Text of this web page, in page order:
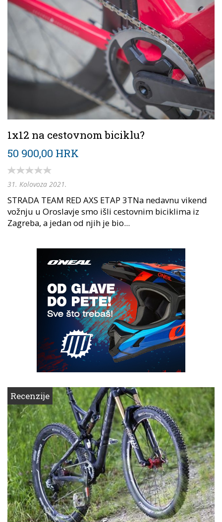
1x12 na cestovnom biciklu?
50 900,00 HRK
31. Kolovoza 2021.
STRADA TEAM RED AXS ETAP 3TNa nedavnu vikend
vožnju u Oroslavje smo išli cestovnim biciklima iz
Zagreba, a jedan od njih je bio...
Recenzije